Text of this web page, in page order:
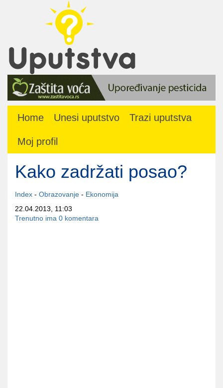
Home Unesi uputstvo Trazi uputstva
Moj profil
Kako zadržati posao?
Index - Obrazovanje - Ekonomija
22.04.2013, 11:03
Trenutno ima 0 komentara